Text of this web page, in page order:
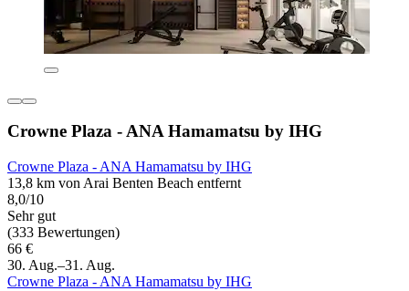
Crowne Plaza - ANA Hamamatsu by IHG
Crowne Plaza - ANA Hamamatsu by IHG
13,8 km von Arai Benten Beach entfernt
8,0/10
Sehr gut
(333 Bewertungen)
66 €
30. Aug.–31. Aug.
Crowne Plaza - ANA Hamamatsu by IHG